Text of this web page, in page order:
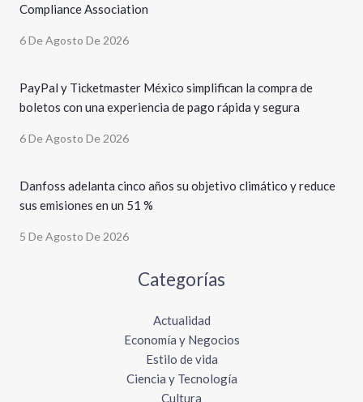
Compliance Association
6 De Agosto De 2026
PayPal y Ticketmaster México simplifican la compra de
boletos con una experiencia de pago rápida y segura
6 De Agosto De 2026
Danfoss adelanta cinco años su objetivo climático y reduce
sus emisiones en un 51 %
5 De Agosto De 2026
Categorías
Actualidad
Economía y Negocios
Estilo de vida
Ciencia y Tecnología
Cultura